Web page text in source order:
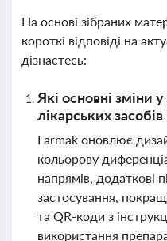
На основі зібраних
короткі відповіді на
дізнаєтесь:
Які основні зміни
лікарських
Farmak оновлює
кольорову
напрямів, додаткові
застосування,
та QR-коди з
використання